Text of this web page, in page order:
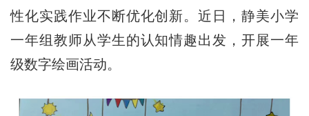
性化实践作业不断优化创新。近日，静美小学
一年组教师从学生的认知情趣出发，开展一年
级数字绘画活动。